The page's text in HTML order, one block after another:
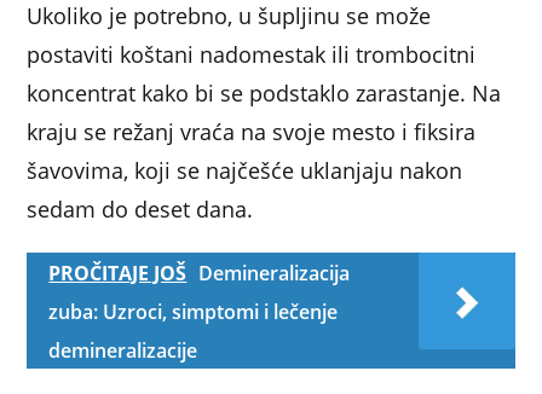
Ukoliko je potrebno, u šupljinu se može
postaviti koštani nadomestak ili trombocitni
koncentrat kako bi se podstaklo zarastanje. Na
kraju se režanj vraća na svoje mesto i fiksira
šavovima, koji se najčešće uklanjaju nakon
sedam do deset dana.
PROČITAJE JOŠ Demineralizacija
zuba: Uzroci, simptomi i lečenje
demineralizacije